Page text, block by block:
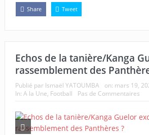
Share Tweet
Echos de la tanière/Kanga
rassemblement des
Publié par Ismaël YATOUMBA on: mars 19,
In: A la Une, Football Pas de Commentaires